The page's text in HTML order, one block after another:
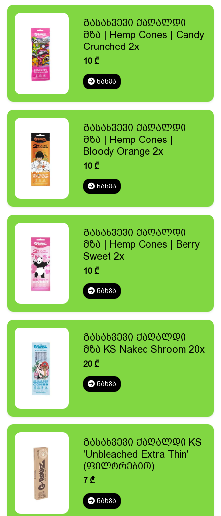
გასახვევი ქაღალდი
მზა | Hemp Cones | Candy
Crunched 2x
10₾
ᲜᲐᲮᲕᲐ
გასახვევი ქაღალდი
მზა | Hemp Cones |
Bloody Orange 2x
10₾
ᲜᲐᲮᲕᲐ
გასახვევი ქაღალდი
მზა | Hemp Cones | Berry
Sweet 2x
10₾
ᲜᲐᲮᲕᲐ
გასახვევი ქაღალდი
მზა KS Naked Shroom 20x
20₾
ᲜᲐᲮᲕᲐ
გასახვევი ქაღალდი KS
'Unbleached Extra Thin'
(ფილტრებით)
7₾
ᲜᲐᲮᲕᲐ